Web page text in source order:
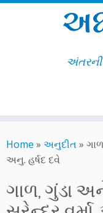
to
content
અંતરની
Home » અનુદીત »
અનુ. હર્ષદ દવે
ગાળ, ગુંડા